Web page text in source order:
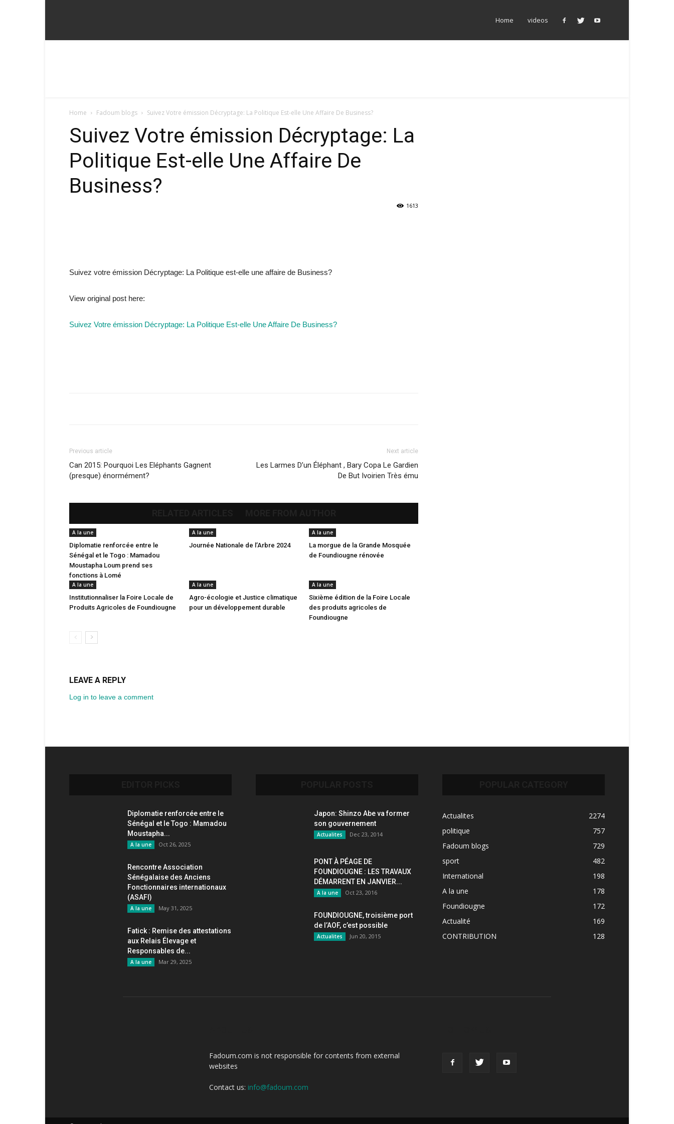
Home videos
Home Fadoum blogs Suivez Votre émission Décryptage: La Politique Est-elle Une Affaire De Business?
Suivez Votre émission Décryptage: La
Politique Est-elle Une Affaire De
Business?
1613
Suivez votre émission Décryptage: La Politique est-elle une affaire de Business?
View original post here:
Suivez Votre émission Décryptage: La Politique Est-elle Une Affaire De Business?
Previous article
Can 2015: Pourquoi Les Eléphants Gagnent
(presque) énormément?
Next article
Les Larmes D’un Éléphant , Bary Copa Le Gardien
De But Ivoirien Très ému
A la une
Diplomatie renforcée entre le
Sénégal et le Togo : Mamadou
Moustapha Loum prend ses
fonctions à Lomé
A la une
Journée Nationale de l’Arbre 2024
A la une
La morgue de la Grande Mosquée
de Foundiougne rénovée
A la une
Institutionnaliser la Foire Locale de
Produits Agricoles de Foundiougne
A la une
Agro-écologie et Justice climatique
pour un développement durable
A la une
Sixième édition de la Foire Locale
des produits agricoles de
Foundiougne
LEAVE A REPLY
Log in to leave a comment
Diplomatie renforcée entre le
Sénégal et le Togo : Mamadou
Moustapha...
A la une Oct 26, 2025
Rencontre Association
Sénégalaise des Anciens
Fonctionnaires internationaux
(ASAFI)
A la une May 31, 2025
Fatick : Remise des attestations
aux Relais Élevage et
Responsables de...
A la une Mar 29, 2025
Japon: Shinzo Abe va former
son gouvernement
Actualites Dec 23, 2014
PONT À PÉAGE DE
FOUNDIOUGNE : LES TRAVAUX
DÉMARRENT EN JANVIER...
A la une Oct 23, 2016
FOUNDIOUGNE, troisième port
de l’AOF, c’est possible
Actualites Jun 20, 2015
Actualites
2274
politique
757
Fadoum blogs
729
sport
482
International
198
A la une
178
Foundiougne
172
Actualité
169
CONTRIBUTION
128
Fadoum.com is not responsible for contents from external
websites
Contact us: info@fadoum.com